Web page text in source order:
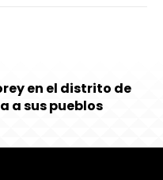
en el distrito de
a sus pueblos